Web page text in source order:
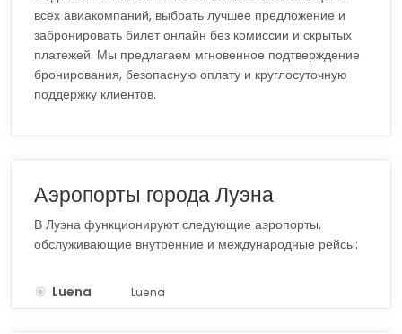
всех авиакомпаний, выбрать лучшее предложение и
забронировать билет онлайн без комиссии и скрытых
платежей. Мы предлагаем мгновенное подтверждение
бронирования, безопасную оплату и круглосуточную
поддержку клиентов.
Аэропорты города Луэна
В Луэна функционируют следующие аэропорты,
обслуживающие внутренние и международные рейсы:
Luena Luena